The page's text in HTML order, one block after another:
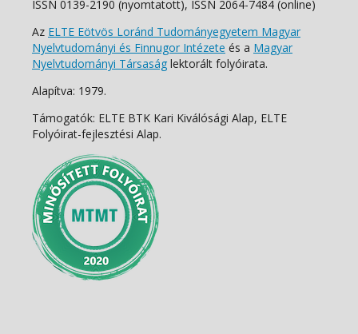
ISSN 0139-2190 (nyomtatott), ISSN 2064-7484 (online)
Az ELTE Eötvös Loránd Tudományegyetem Magyar
Nyelvtudományi és Finnugor Intézete és a Magyar
Nyelvtudományi Társaság lektorált folyóirata.
Alapítva: 1979.
Támogatók: ELTE BTK Kari Kiválósági Alap, ELTE
Folyóirat-fejlesztési Alap.